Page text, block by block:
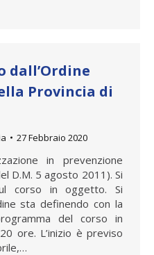
dall’Ordine
Provincia di
27 Febbraio 2020
in prevenzione
D.M. 5 agosto 2011). Si
corso in oggetto. Si
sta definendo con la
del corso in
ore. L’inizio è previso